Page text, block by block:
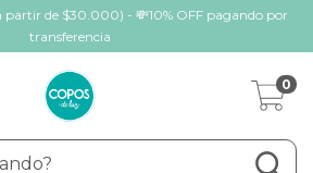
partir de $30.000) - 💸10% OFF pagando por
transferencia
0